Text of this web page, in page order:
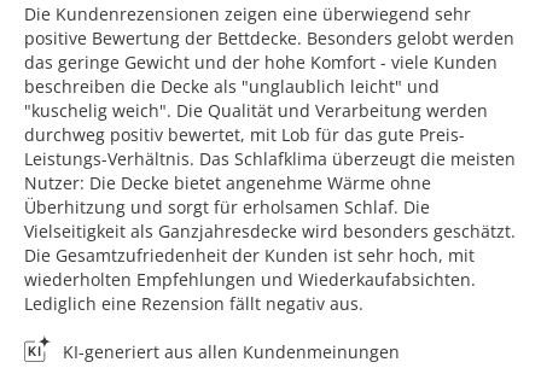
Die Kundenrezensionen zeigen eine überwiegend sehr
positive Bewertung der Bettdecke. Besonders gelobt werden
das geringe Gewicht und der hohe Komfort - viele Kunden
beschreiben die Decke als "unglaublich leicht" und
"kuschelig weich". Die Qualität und Verarbeitung werden
durchweg positiv bewertet, mit Lob für das gute Preis-
Leistungs-Verhältnis. Das Schlafklima überzeugt die meisten
Nutzer: Die Decke bietet angenehme Wärme ohne
Überhitzung und sorgt für erholsamen Schlaf. Die
Vielseitigkeit als Ganzjahresdecke wird besonders geschätzt.
Die Gesamtzufriedenheit der Kunden ist sehr hoch, mit
wiederholten Empfehlungen und Wiederkaufabsichten.
Lediglich eine Rezension fällt negativ aus.
KI-generiert aus allen Kundenmeinungen